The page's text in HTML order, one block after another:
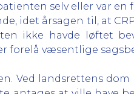
selv eller var
idet årsagen til, at
ikke havde løftet
forelå væsentlige
Ved landsrettens